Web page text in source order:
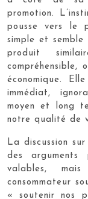
promotion.
pousse vers le
simple et
produit
compréhensible,
économique.
immédiat,
moyen et long
notre qualité de
La discussion
des arguments
valables,
consommateur
« soutenir nos